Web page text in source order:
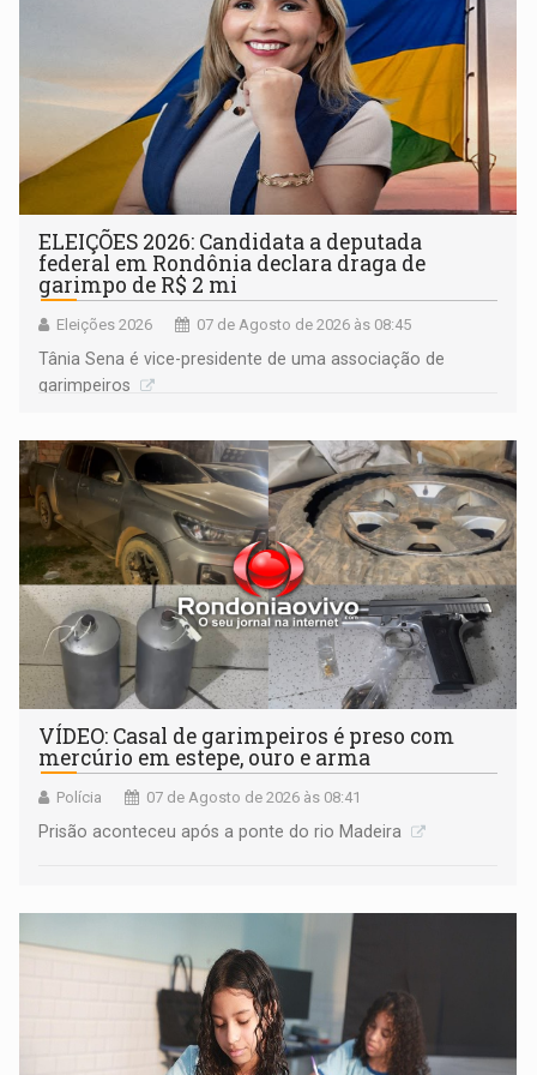
ELEIÇÕES 2026: Candidata a deputada
federal em Rondônia declara draga de
garimpo de R$ 2 mi
Eleições 2026 07 de Agosto de 2026 às 08:45
Tânia Sena é vice-presidente de uma associação de
garimpeiros
VÍDEO: Casal de garimpeiros é preso com
mercúrio em estepe, ouro e arma
Polícia 07 de Agosto de 2026 às 08:41
Prisão aconteceu após a ponte do rio Madeira